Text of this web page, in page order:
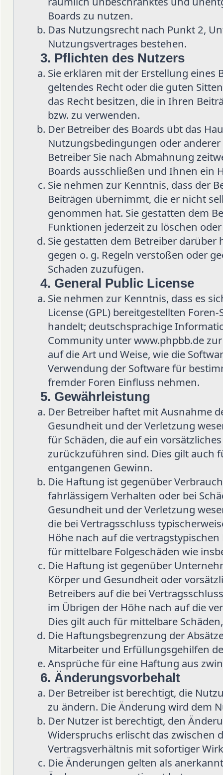
Boards zu nutzen.
Das Nutzungsrecht nach Punkt 2,
Nutzungsvertrages bestehen.
3. Pflichten des Nutzers
Sie erklären mit der Erstellung eines
geltendes Recht oder die guten
das Recht besitzen, die in Ihren
bzw. zu verwenden.
Der Betreiber des Boards übt das
Nutzungsbedingungen oder
Betreiber Sie nach Abmahnung
Boards ausschließen und Ihnen ein
Sie nehmen zur Kenntnis, dass der
Beiträgen übernimmt, die er nicht
genommen hat. Sie gestatten dem
Funktionen jederzeit zu löschen
Sie gestatten dem Betreiber
gegen o. g. Regeln verstoßen oder
Schaden zuzufügen.
4. General Public License
Sie nehmen zur Kenntnis, dass es
License (GPL) bereitgestellten
handelt; deutschsprachige
Community unter www.phpbb.de
auf die Art und Weise, wie die
Verwendung der Software für
fremder Foren Einfluss nehmen.
5. Gewährleistung
Der Betreiber haftet mit Ausnahme
Gesundheit und der Verletzung
für Schäden, die auf ein
zurückzuführen sind. Dies gilt auch
entgangenen Gewinn.
Die Haftung ist gegenüber
fahrlässigem Verhalten oder bei
Gesundheit und der Verletzung
die bei Vertragsschluss
Höhe nach auf die
für mittelbare Folgeschäden wie
Die Haftung ist gegenüber
Körper und Gesundheit oder
Betreibers auf die bei
im Übrigen der Höhe nach auf die
Dies gilt auch für mittelbare
Die Haftungsbegrenzung der
Mitarbeiter und Erfüllungsgehilfen
Ansprüche für eine Haftung aus
6. Änderungsvorbehalt
Der Betreiber ist berechtigt, die
zu ändern. Die Änderung wird dem
Der Nutzer ist berechtigt, den
Widerspruchs erlischt das zwischen
Vertragsverhältnis mit sofortiger
Die Änderungen gelten als